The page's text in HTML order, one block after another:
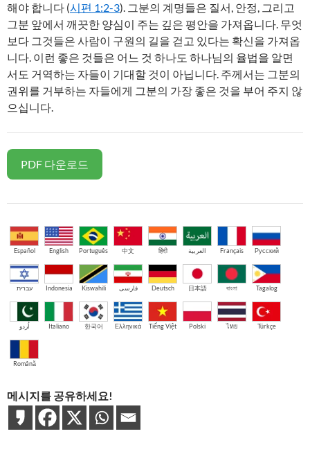
해야 합니다 (시편 1:2-3). 그분의 계명들은 질서, 안정, 그리고
그분 앞에서 깨끗한 양심이 주는 깊은 평안을 가져옵니다. 무엇
보다 그것들은 사람이 구원의 길을 걷고 있다는 확신을 가져옵
니다. 이런 좋은 것들은 어느 것 하나도 하나님의 율법을 알면
서도 거역하는 자들이 기대할 것이 아닙니다. 주께서는 그분의
권위를 거부하는 자들에게 그분의 가장 좋은 것을 부어 주지 않
으십니다.
PDF 다운로드
Español English Português 中文 हिंदी العربية Français Русский
עברית Indonesia Kiswahili فارسی Deutsch 日本語 বাংলা Tagalog
اُردو Italiano 한국어 Ελληνικά Tiếng Việt Polski ไทย Türkçe
Română
메시지를 공유하세요!